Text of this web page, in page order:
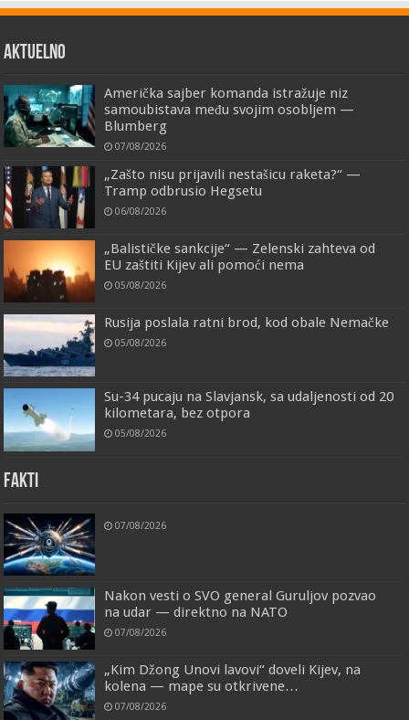
AKTUELNO
Američka sajber komanda istražuje niz
samoubistava među svojim osobljem —
Blumberg
07/08/2026
„Zašto nisu prijavili nestašicu raketa?“ —
Tramp odbrusio Hegsetu
06/08/2026
„Balističke sankcije“ — Zelenski zahteva od
EU zaštiti Kijev ali pomoći nema
05/08/2026
Rusija poslala ratni brod, kod obale Nemačke
05/08/2026
Su-34 pucaju na Slavjansk, sa udaljenosti od 20
kilometara, bez otpora
05/08/2026
FAKTI
07/08/2026
Nakon vesti o SVO general Guruljov pozvao
na udar — direktno na NATO
07/08/2026
„Kim Džong Unovi lavovi“ doveli Kijev, na
kolena — mape su otkrivene…
07/08/2026